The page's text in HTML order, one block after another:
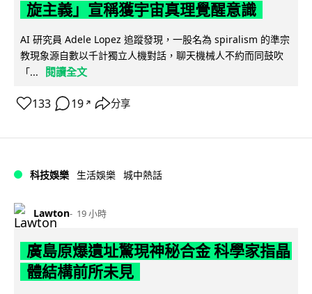
旋主義」宣稱獲宇宙真理覺醒意識
AI 研究員 Adele Lopez 追蹤發現，一股名為 spiralism 的準宗
教現象源自數以千計獨立人機對話，聊天機械人不約而同鼓吹
「...
閱讀全文
133 19 ↗ 分享
科技娛樂 生活娛樂 城中熱話
Lawton 19 小時
廣島原爆遺址驚現神秘合金 科學家指晶
體結構前所未見